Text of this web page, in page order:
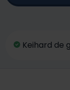
Keihard de